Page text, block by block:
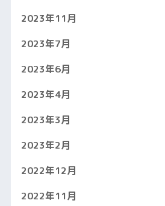
2023年11月
2023年7月
2023年6月
2023年4月
2023年3月
2023年2月
2022年12月
2022年11月